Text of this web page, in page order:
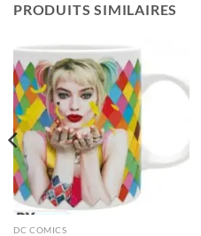
PRODUITS SIMILAIRES
DC COMICS